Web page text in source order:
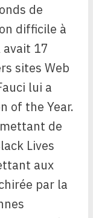
de
difficile à
avait 17
sites Web
lui a
of the Year.
de
Lives
aux
par la